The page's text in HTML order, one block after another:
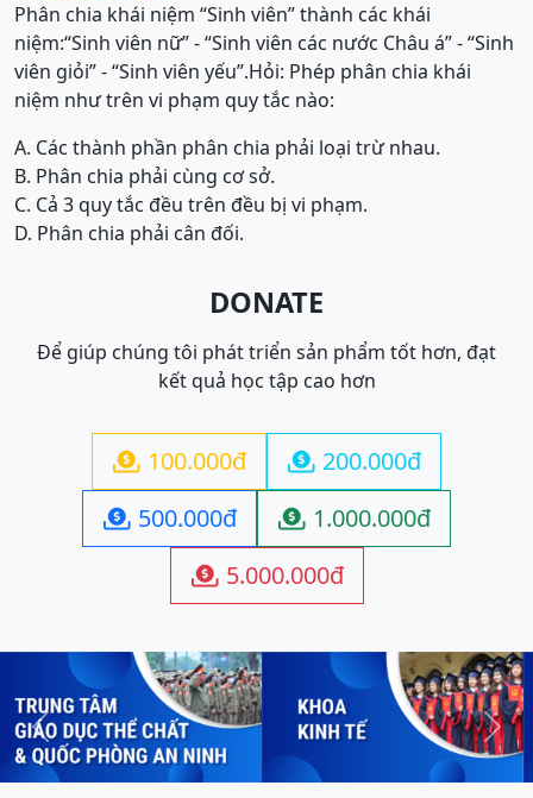
Phân chia khái niệm “Sinh viên” thành các khái
niệm:“Sinh viên nữ” - “Sinh viên các nước Châu á” - “Sinh
viên giỏi” - “Sinh viên yếu”.Hỏi: Phép phân chia khái
niệm như trên vi phạm quy tắc nào:
A. Các thành phần phân chia phải loại trừ nhau.
B. Phân chia phải cùng cơ sở.
C. Cả 3 quy tắc đều trên đều bị vi phạm.
D. Phân chia phải cân đối.
DONATE
Để giúp chúng tôi phát triển sản phẩm tốt hơn, đạt
kết quả học tập cao hơn
 100.000đ  200.000đ
 500.000đ  1.000.000đ
 5.000.000đ
Previous Next